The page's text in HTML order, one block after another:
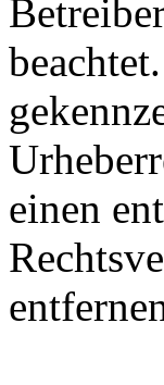
einen